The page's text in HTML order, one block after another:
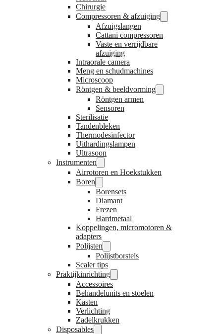
Chirurgie
Compressoren & afzuiging
Afzuigslangen
Cattani compressoren
Vaste en verrijdbare
afzuiging
Intraorale camera
Meng en schudmachines
Microscoop
Röntgen & beeldvorming
Röntgen armen
Sensoren
Sterilisatie
Tandenbleken
Thermodesinfector
Uithardingslampen
Ultrasoon
Instrumenten
Airrotoren en Hoekstukken
Boren
Borensets
Diamant
Frezen
Hardmetaal
Koppelingen, micromotoren &
adapters
Polijsten
Polijstborstels
Scaler tips
Praktijkinrichting
Accessoires
Behandelunits en stoelen
Kasten
Verlichting
Zadelkrukken
Disposables